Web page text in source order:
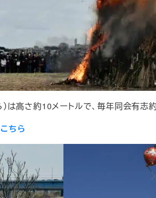
は高さ約10メートルで、毎年同会有
こちら